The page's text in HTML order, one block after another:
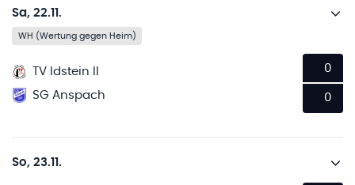
Sa, 22.11.
WH (Wertung gegen Heim)
TV Idstein II
SG Anspach
0
0
So, 23.11.